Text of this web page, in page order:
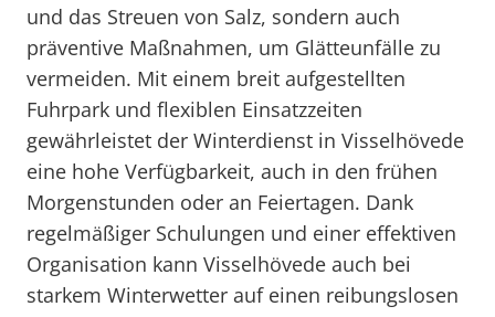
und das Streuen von Salz, sondern auch
präventive Maßnahmen, um Glätteunfälle zu
vermeiden. Mit einem breit aufgestellten
Fuhrpark und flexiblen Einsatzzeiten
gewährleistet der Winterdienst in Visselhövede
eine hohe Verfügbarkeit, auch in den frühen
Morgenstunden oder an Feiertagen. Dank
regelmäßiger Schulungen und einer effektiven
Organisation kann Visselhövede auch bei
starkem Winterwetter auf einen reibungslosen